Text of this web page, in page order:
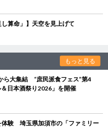
算命」】天空を見上げて
もっと見る
ら大集結 “庶民派食フェス”第4
日本酒祭り2026」を開催
体験 埼玉県加須市の「ファミリー